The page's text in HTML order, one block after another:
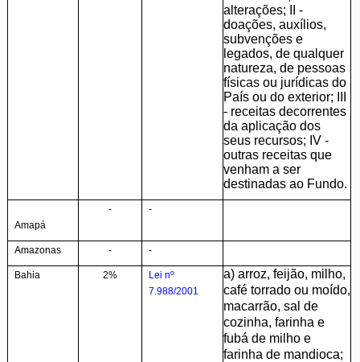
alterações; II -
doações, auxílios,
subvenções e
legados, de qualquer
natureza, de pessoas
físicas ou jurídicas do
País ou do exterior; III
- receitas decorrentes
da aplicação dos
seus recursos; IV -
outras receitas que
venham a ser
destinadas ao Fundo.
Amapá
- -
Amazonas - -
Bahia 2%
Lei nº
7.988/2001
a) arroz, feijão, milho,
café torrado ou moído,
macarrão, sal de
cozinha, farinha e
fubá de milho e
farinha de mandioca;